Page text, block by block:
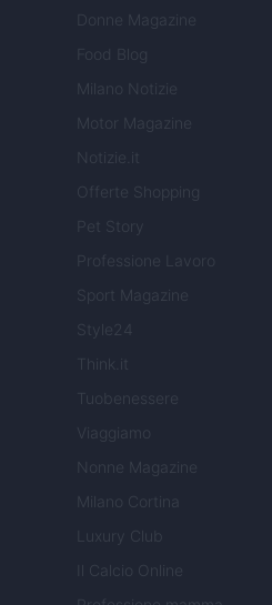
Donne Magazine
Food Blog
Milano Notizie
Motor Magazine
Notizie.it
Offerte Shopping
Pet Story
Professione Lavoro
Sport Magazine
Style24
Think.it
Tuobenessere
Viaggiamo
Nonne Magazine
Milano Cortina
Luxury Club
Il Calcio Online